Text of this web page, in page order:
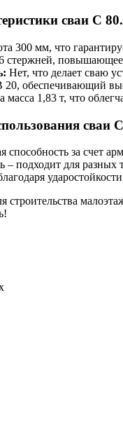
сваи С
300 мм, что
стержней, повышающее
Нет, что делает сваю
20, обеспечивающий
масса 1,83 т, что
сваи
способность за счет
– подходит для разных
строительства